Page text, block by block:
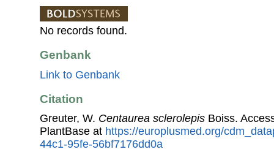
No records found.
Genbank
Link to Genbank
Citation
Greuter, W. Centaurea sclerolepis Boiss.
PlantBase at https://europlusmed.org/
44c1-95fe-56bf7176dd0a